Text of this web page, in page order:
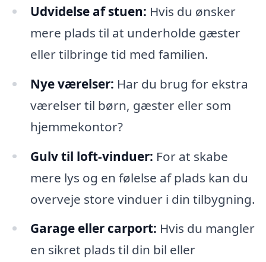
Udvidelse af stuen: Hvis du ønsker
mere plads til at underholde gæster
eller tilbringe tid med familien.
Nye værelser: Har du brug for ekstra
værelser til børn, gæster eller som
hjemmekontor?
Gulv til loft-vinduer: For at skabe
mere lys og en følelse af plads kan du
overveje store vinduer i din tilbygning.
Garage eller carport: Hvis du mangler
en sikret plads til din bil eller